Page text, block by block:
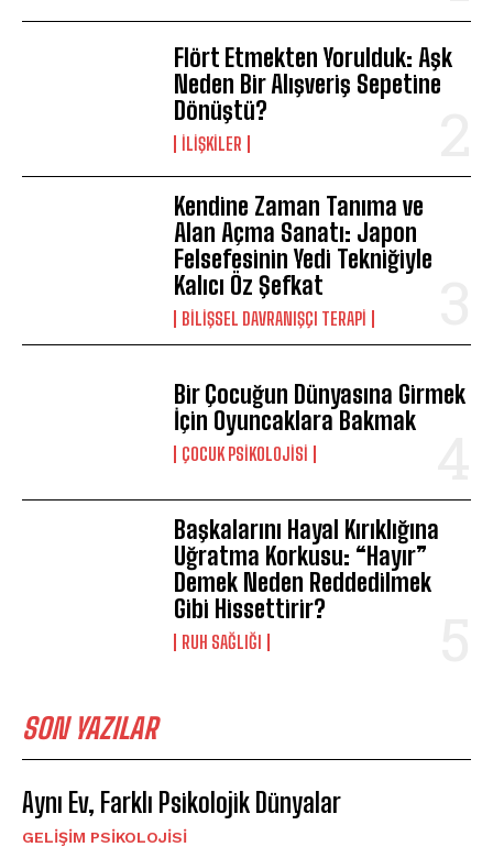
Flört Etmekten Yorulduk: Aşk
Neden Bir Alışveriş Sepetine
Dönüştü?
İLIŞKILER
Kendine Zaman Tanıma ve
Alan Açma Sanatı: Japon
Felsefesinin Yedi Tekniğiyle
Kalıcı Öz Şefkat
BILIŞSEL DAVRANIŞÇI TERAPI
Bir Çocuğun Dünyasına Girmek
İçin Oyuncaklara Bakmak
ÇOCUK PSIKOLOJISI
Başkalarını Hayal Kırıklığına
Uğratma Korkusu: “Hayır”
Demek Neden Reddedilmek
Gibi Hissettirir?
⁠RUH SAĞLIĞI
SON YAZILAR
Aynı Ev, Farklı Psikolojik Dünyalar
GELIŞIM PSIKOLOJISI